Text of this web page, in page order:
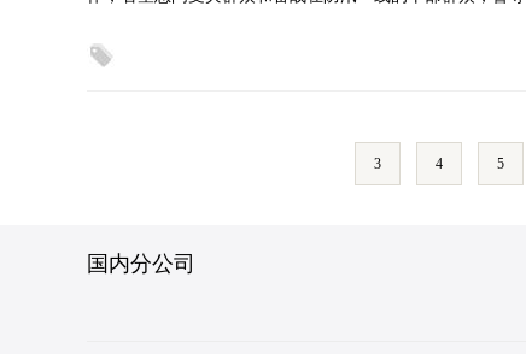
3 4 5
国内分公司